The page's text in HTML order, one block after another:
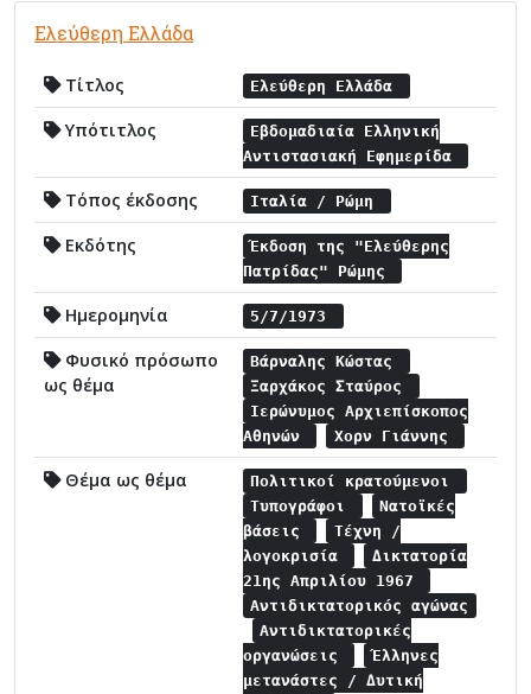
Ελεύθερη Ελλάδα
Τίτλος Ελεύθερη Ελλάδα
Υπότιτλος
Εβδομαδιαία Ελληνική
Αντιστασιακή Εφημερίδα
Τόπος έκδοσης Ιταλία / Ρώμη
Εκδότης
Έκδοση της "Ελεύθερης
Πατρίδας" Ρώμης
Ημερομηνία 5/7/1973
Φυσικό πρόσωπο
ως θέμα
Βάρναλης Κώστας
Ξαρχάκος Σταύρος
Ιερώνυμος Αρχιεπίσκοπος
Αθηνών
Χορν Γιάννης
Θέμα ως θέμα
Πολιτικοί κρατούμενοι
Τυπογράφοι
Νατοϊκές
βάσεις
Τέχνη /
λογοκρισία
Δικτατορία
21ης Απριλίου 1967
Αντιδικτατορικός αγώνας
Αντιδικτατορικές
οργανώσεις
Έλληνες
μετανάστες / Δυτική